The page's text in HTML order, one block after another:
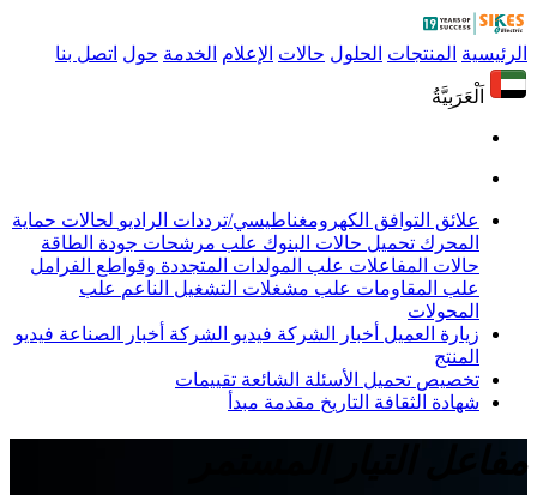
الرئيسية المنتجات الحلول حالات الإعلام الخدمة حول اتصل بنا
اَلْعَرَبِيَّةُ
علائق التوافق الكهرومغناطيسي/ترددات الراديو لحالات حماية
المحرك تحميل حالات البنوك علب مرشحات جودة الطاقة
حالات المفاعلات علب المولدات المتجددة وقواطع الفرامل
علب المقاومات علب مشغلات التشغيل الناعم علب
المحولات
زيارة العميل أخبار الشركة فيديو الشركة أخبار الصناعة فيديو
المنتج
تخصيص تحميل الأسئلة الشائعة تقييمات
شهادة الثقافة التاريخ مقدمة مبدأ